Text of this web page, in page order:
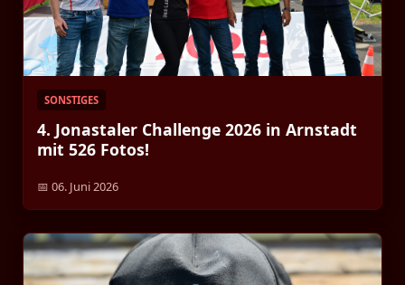
SONSTIGES
4. Jonastaler Challenge 2026 in Arnstadt
mit 526 Fotos!
📅 06. Juni 2026